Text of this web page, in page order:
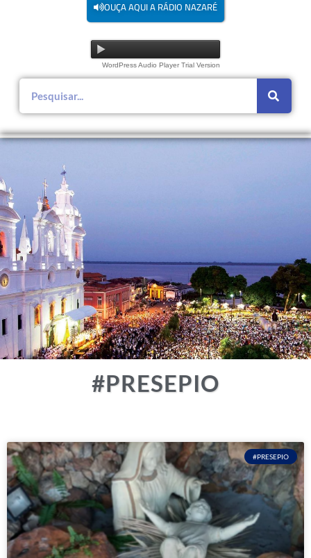
OUÇA AQUI A RÁDIO NAZARÉ
WordPress Audio Player Trial Version
#PRESEPIO
#PRESEPIO